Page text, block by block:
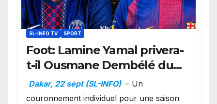
SL-INFO TV SPORT
Foot: Lamine Yamal privera-
t-il Ousmane Dembélé du
Ballon d’or ?
Dakar, 22 sept (SL-INFO) – Un
couronnement individuel pour une saison